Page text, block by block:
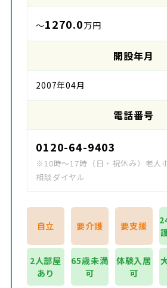
～1270.0万円
開設年月
2007年04月
電話番号
0120-64-9403
※10時～17時（日・祝休み）老人
相談ダイヤル
自立 要介護 要支援
2人部屋
あり
65歳未満
可
体験入居
可